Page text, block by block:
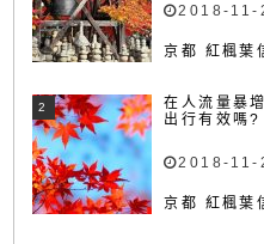
2018-11-
京都 紅楓葉
在人流量暴
出行有效嗎?
2018-11-
京都 紅楓葉